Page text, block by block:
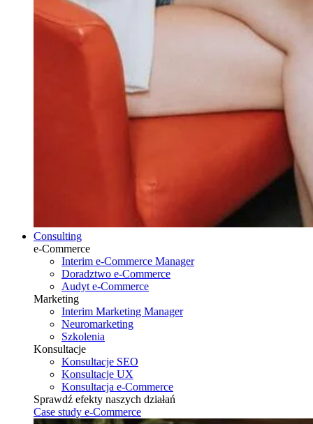
Consulting
e-Commerce
Interim e-Commerce Manager
Doradztwo e-Commerce
Audyt e-Commerce
Marketing
Interim Marketing Manager
Neuromarketing
Szkolenia
Konsultacje
Konsultacje SEO
Konsultacje UX
Konsultacja e-Commerce
Sprawdź efekty naszych działań
Case study e-Commerce